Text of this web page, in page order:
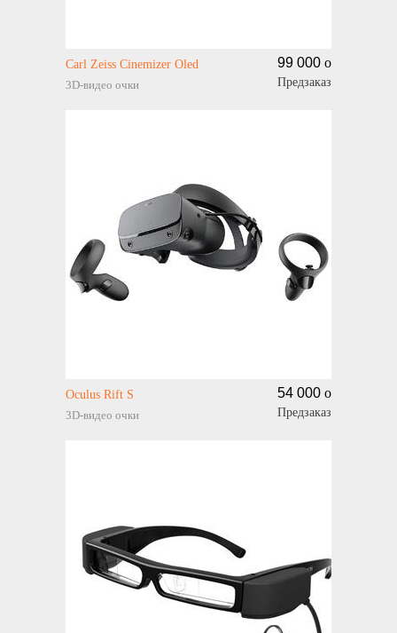
Carl Zeiss Cinemizer Oled
3D-видео очки
99 000 o
Предзаказ
Oculus Rift S
3D-видео очки
54 000 o
Предзаказ